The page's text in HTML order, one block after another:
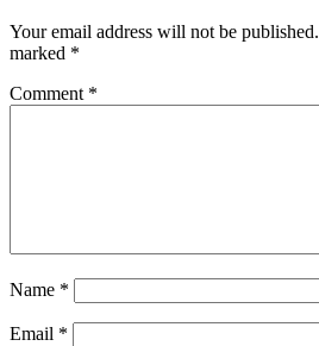
Your email address will not be published.
marked *
Comment *
Name *
Email *